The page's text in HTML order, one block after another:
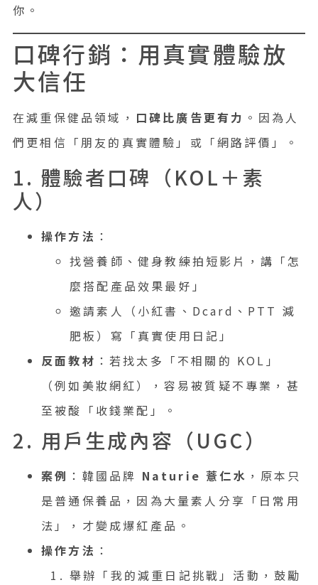
你。
口碑行銷：用真實體驗放
大信任
在減重保健品領域， 口碑比廣告更有力 。因為人
們更相信「朋友的真實體驗」或「網路評價」。
1. 體驗者口碑（KOL＋素
人）
操作方法 ：
找營養師、健身教練拍短影片，講「怎
麼搭配產品效果最好」
邀請素人（小紅書、Dcard、PTT 減
肥板）寫「真實使用日記」
反面教材 ：若找太多「不相關的 KOL」
（例如美妝網紅），容易被質疑不專業，甚
至被酸「收錢業配」。
2. 用戶生成內容（UGC）
案例 ：韓國品牌 Naturie 薏仁水 ，原本只
是普通保養品，因為大量素人分享「日常用
法」，才變成爆紅產品。
操作方法 ：
舉辦「我的減重日記挑戰」活動，鼓勵